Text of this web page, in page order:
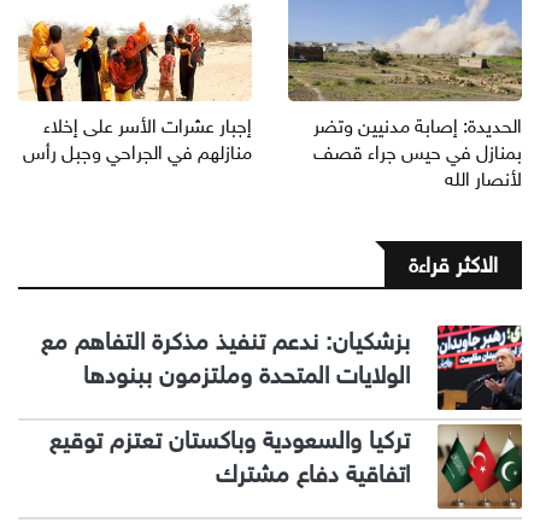
الحديدة: إصابة مدنيين وتضر
بمنازل في حيس جراء قصف
لأنصار الله
إجبار عشرات الأسر على إخلاء
منازلهم في الجراحي وجبل رأس
الاكثر قراءة
بزشكيان: ندعم تنفيذ مذكرة التفاهم مع
الولايات المتحدة وملتزمون ببنودها
تركيا والسعودية وباكستان تعتزم توقيع
اتفاقية دفاع مشترك